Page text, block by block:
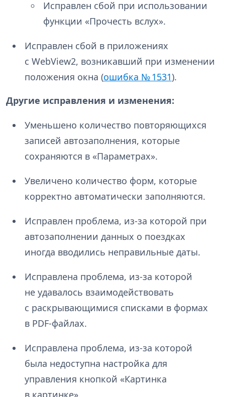
Исправлен сбой при использовании
функции «Прочесть вслух».
Исправлен сбой в приложениях
с WebView2, возникавший при изменении
положения окна (ошибка № 1531).
Другие исправления и изменения:
Уменьшено количество повторяющихся
записей автозаполнения, которые
сохраняются в«Параметрах».
Увеличено количество форм, которые
корректно автоматически заполняются.
Исправлен проблема, из-за которой при
автозаполнении данных о поездках
иногда вводились неправильные даты.
Исправлена проблема, из-за которой
не удавалось взаимодействовать
с раскрывающимися списками в формах
в PDF-файлах.
Исправлена проблема, из-за которой
была недоступна настройка для
управления кнопкой «Картинка